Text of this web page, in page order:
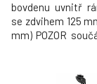
bovdenu uvnitř
se zdvihem 125
mm) POZOR
bez páčky). -